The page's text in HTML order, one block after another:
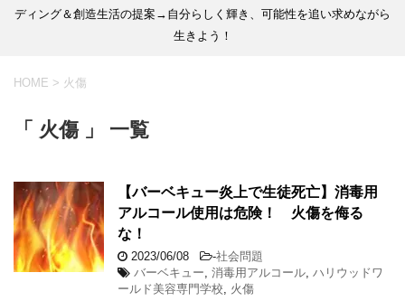
ディング＆創造生活の提案→自分らしく輝き、可能性を追い求めながら
生きよう！
HOME > 火傷
「 火傷 」 一覧
【バーベキュー炎上で生徒死亡】消毒用
アルコール使用は危険！ 火傷を侮る
な！
2023/06/08 -社会問題
バーベキュー 消毒用アルコール ハリウッドワ
ールド美容専門学校
火傷